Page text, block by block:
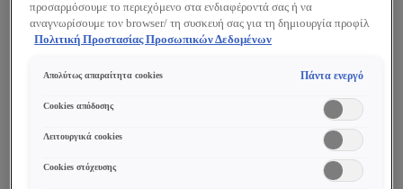
Βασικά Συστατικά
ΚΛΆΣΜΑΤΑ ΠΡΟΒΙΟΤΙΚΏΝ
στην καλύτερη ανοχή των οξέων.
ΥΑΛΟΥΡΟΝΙΚΌ ΟΞΎ
Διατηρεί 1.000 φορές το βάρος του σε νερό!
προσαρμόσουμε το περιεχόμενο στα ενδιαφέροντά σας ή να
αναγνωρίσουμε τον browser/ τη συσκευή σας για τη δημιουργία προφίλ
με τα ενδιαφέροντά σας και να σας δείχνουμε σχετικό διαφημιστικό
cookies τα οποία δεν είναι απαραίτητα («Αποδοχή όλων»), να τα
επιλογές σας («Αποθήκευση επιλογών»). Μπορείτε επίσης, ανά πάσα
(επιλέγοντας το link «Ρυθμίσεις για τα cookies»). Περισσότερες
Πολιτική Προστασίας Προσωπικών Δεδομένων
Απολύτως απαραίτητα cookies Πάντα ενεργό
Cookies απόδοσης
Λειτουργικά cookies
Cookies στόχευσης